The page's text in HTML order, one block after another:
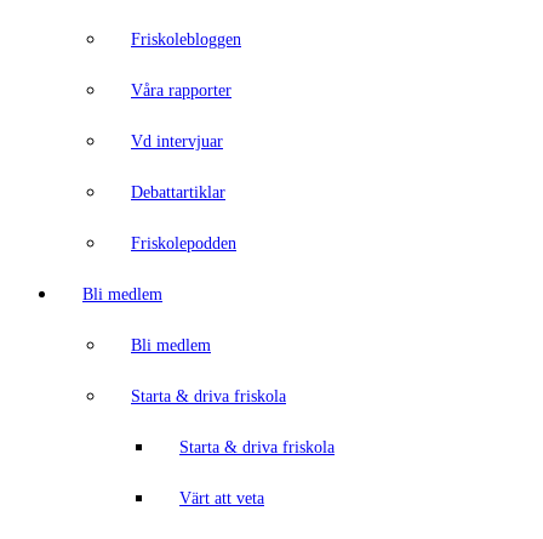
Friskolebloggen
Våra rapporter
Vd intervjuar
Debattartiklar
Friskolepodden
Bli medlem
Bli medlem
Starta & driva friskola
Starta & driva friskola
Värt att veta